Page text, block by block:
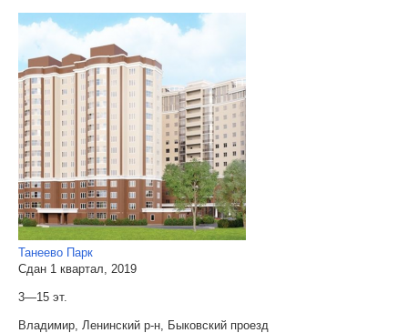
Танеево Парк
Сдан 1 квартал, 2019
3—15 эт.
Владимир, Ленинский р-н, Быковский проезд